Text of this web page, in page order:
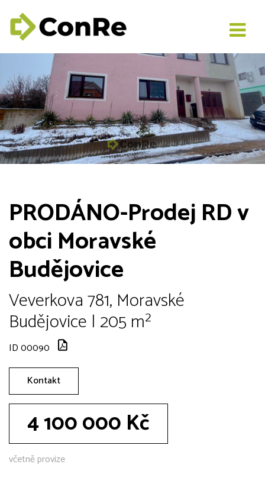
PRODÁNO-Prodej RD v
obci Moravské
Budějovice
Veverkova 781, Moravské
Budějovice | 205 m²
ID 00090
Kontakt
4 100 000 Kč
včetně provize